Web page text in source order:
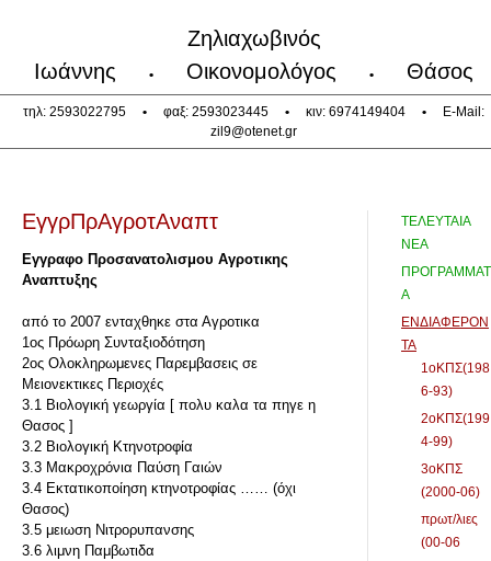
Ζηλιαχωβινός
Ιωάννης
• Οικονομολόγος • Θάσος
τηλ: 2593022795 • φαξ: 2593023445 • κιν: 6974149404 •
E-Mail:
zil9@otenet.gr
ΕγγρΠρΑγροτΑναπτ
Εγγραφο Προσανατολισμου Αγροτικης
Αναπτυξης
από το 2007 ενταχθηκε στα Αγροτικα
1ος Πρόωρη Συνταξιοδότηση
2ος Ολοκληρωμενες Παρεμβασεις σε
Μειονεκτικες Περιοχές
3.1 Βιολογική γεωργία [ πολυ καλα τα πηγε η
Θασος ]
3.2 Βιολογική Κτηνοτροφία
3.3 Μακροχρόνια Παύση Γαιών
3.4 Εκτατικοποίηση κτηνοτροφίας …… (όχι
Θασος)
3.5 μειωση Νιτρορυπανσης
3.6 λιμνη Παμβωτιδα
ΤΕΛΕΥΤΑΙΑ
ΝΕΑ
ΠΡΟΓΡΑΜΜΑΤ
Α
ΕΝΔΙΑΦΕΡΟΝ
ΤΑ
1οΚΠΣ(198
6-93)
2οΚΠΣ(199
4-99)
3οΚΠΣ
(2000-06)
πρωτ/λιες
(00-06